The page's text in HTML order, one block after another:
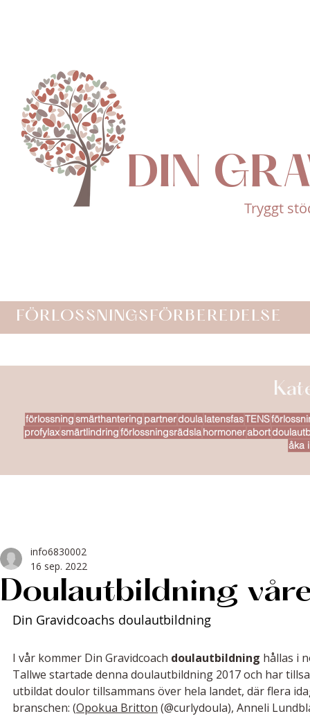
DIN
Tryggt
FÖRLOSSNINGSFÖRBEREDELSE
förlossningsmärthantering partnerdoulalatensfasTENS
profylaxsmärtlindringförlossningsrädslahormonerabort
åka
Doulautbildning
info6830002
16 sep. 2022
Din Gravidcoachs doulautbildning
I vår kommer Din Gravidcoach doulautbildning hållas i
Tallwe startade denna doulautbildning 2017 och har
utbildat doulor tillsammans över hela landet, där flera
branschen: (Opokua Britton (@curlydoula), Anneli